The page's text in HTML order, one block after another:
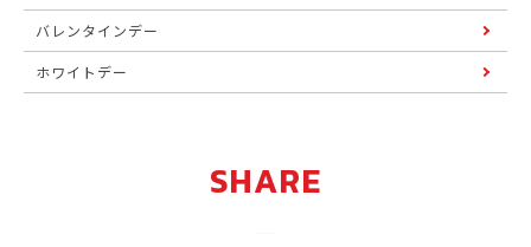
バレンタインデー
ホワイトデー
SHARE